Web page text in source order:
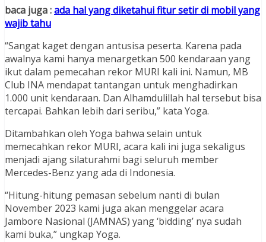
baca juga :ada hal yang diketahui fitur setir di mobil yang
wajib tahu
“Sangat kaget dengan antusisa peserta. Karena pada
awalnya kami hanya menargetkan 500 kendaraan yang
ikut dalam pemecahan rekor MURI kali ini. Namun, MB
Club INA mendapat tantangan untuk menghadirkan
1.000 unit kendaraan. Dan Alhamdulillah hal tersebut bisa
tercapai. Bahkan lebih dari seribu,” kata Yoga.
Ditambahkan oleh Yoga bahwa selain untuk
memecahkan rekor MURI, acara kali ini juga sekaligus
menjadi ajang silaturahmi bagi seluruh member
Mercedes-Benz yang ada di Indonesia.
“Hitung-hitung pemasan sebelum nanti di bulan
November 2023 kami juga akan menggelar acara
Jambore Nasional (JAMNAS) yang ‘bidding’ nya sudah
kami buka,” ungkap Yoga.